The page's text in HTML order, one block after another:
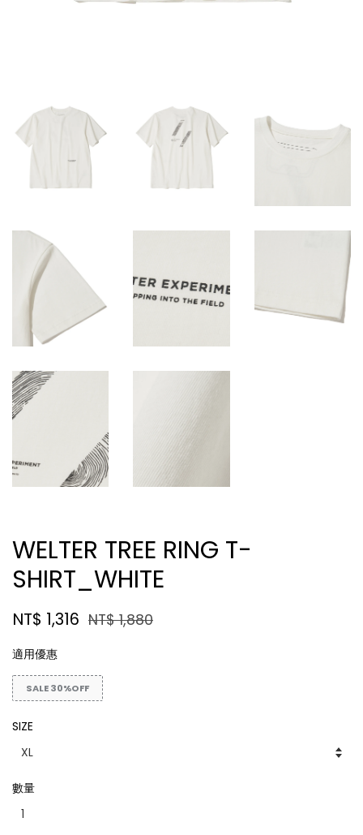
WELTER TREE RING T-
SHIRT_WHITE
NT$ 1,316 NT$ 1,880
適用優惠
SALE 30%OFF
SIZE
數量